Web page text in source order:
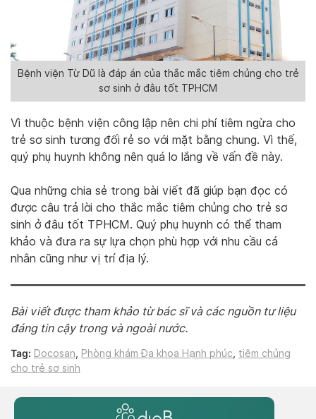
Bệnh viện Từ Dũ là đáp án của thắc mắc tiêm chủng cho trẻ
sơ sinh ở đâu tốt TPHCM
Vì thuộc bệnh viện công lập nên chi phí tiêm ngừa cho
trẻ sơ sinh tương đối rẻ so với mặt bằng chung. Vì thế,
quý phụ huynh không nên quá lo lắng về vấn đề này.
Qua những chia sẻ trong bài viết đã giúp bạn đọc có
được câu trả lời cho thắc mắc tiêm chủng cho trẻ sơ
sinh ở đâu tốt TPHCM. Quý phụ huynh có thể tham
khảo và đưa ra sự lựa chọn phù hợp với nhu cầu cá
nhân cũng như vị trí địa lý.
Bài viết được tham khảo từ bác sĩ và các nguồn tư liệu
đáng tin cậy trong và ngoài nước.
Tag: Docosan Phòng khám Đa khoa Hạnh phúc
tiêm chủng
cho trẻ sơ sinh